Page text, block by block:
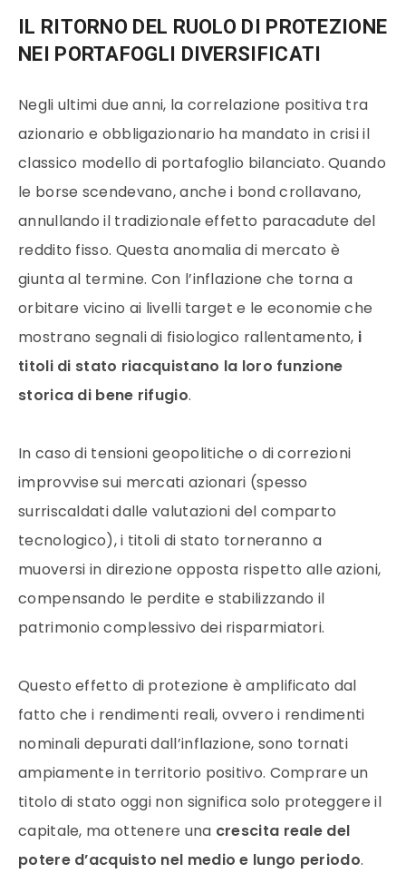
IL RITORNO DEL RUOLO DI PROTEZIONE
NEI PORTAFOGLI DIVERSIFICATI
Negli ultimi due anni, la correlazione positiva tra
azionario e obbligazionario ha mandato in crisi il
classico modello di portafoglio bilanciato. Quando
le borse scendevano, anche i bond crollavano,
annullando il tradizionale effetto paracadute del
reddito fisso. Questa anomalia di mercato è
giunta al termine. Con l’inflazione che torna a
orbitare vicino ai livelli target e le economie che
mostrano segnali di fisiologico rallentamento, i
titoli di stato riacquistano la loro funzione
storica di bene rifugio.
In caso di tensioni geopolitiche o di correzioni
improvvise sui mercati azionari (spesso
surriscaldati dalle valutazioni del comparto
tecnologico), i titoli di stato torneranno a
muoversi in direzione opposta rispetto alle azioni,
compensando le perdite e stabilizzando il
patrimonio complessivo dei risparmiatori.
Questo effetto di protezione è amplificato dal
fatto che i rendimenti reali, ovvero i rendimenti
nominali depurati dall’inflazione, sono tornati
ampiamente in territorio positivo. Comprare un
titolo di stato oggi non significa solo proteggere il
capitale, ma ottenere una crescita reale del
potere d’acquisto nel medio e lungo periodo.